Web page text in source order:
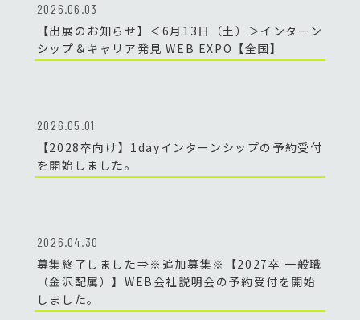
2026.06.03
【出展のお知らせ】＜6月13日（土）＞インターン
シップ＆キャリア発見 WEB EXPO【全国】
2026.05.01
【2028卒向け】1dayインターンシップの予約受付
を開始しました。
2026.04.30
募集終了しました⇒※追加募集※【2027卒 一般職
（金沢配属）】WEB会社説明会の予約受付を開始
しました。